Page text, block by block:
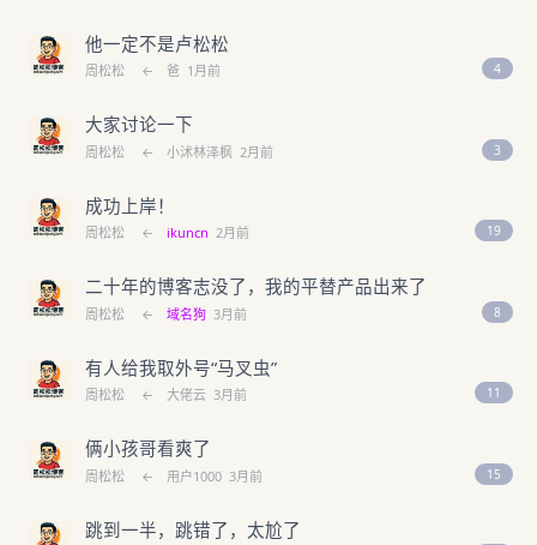
他一定不是卢松松
周松松 ← 爸 1月前 4
大家讨论一下
周松松 ← 小沭林泽枫 2月前 3
成功上岸！
周松松 ← ikuncn 2月前 19
二十年的博客志没了，我的平替产品出来了
周松松 ← 域名狗 3月前 8
有人给我取外号“马叉虫”
周松松 ← 大佬云 3月前 11
俩小孩哥看爽了
周松松 ← 用户1000 3月前 15
跳到一半，跳错了，太尬了